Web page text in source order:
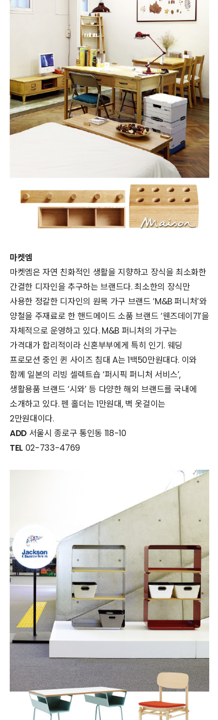
마켓엠
마켓엠은 자연 친화적인 생활을 지향하고 장식을 최소화한
간결한 디자인을 추구하는 브랜드다. 최소한의 장식만
사용한 정갈한 디자인의 원목 가구 브랜드 ‘M&B 퍼니처’와
양철을 주재료로 한 핸드메이드 소품 브랜드 ‘웬즈데이71’을
자체적으로 운영하고 있다. M&B 퍼니처의 가구는
가격대가 합리적이라 신혼부부에게 특히 인기. 웨딩
프로모션 중인 퀸 사이즈 침대 A는 1백50만원대다. 이와
함께 일본의 리빙 셀렉트숍 ‘퍼시픽 퍼니처 서비스’,
생활용품 브랜드 ‘시와’ 등 다양한 해외 브랜드를 국내에
소개하고 있다. 펜 홀더는 1만원대, 벽 옷걸이는
2만원대이다.
ADD서울시 종로구 통인동 118-10
TEL02-733-4769